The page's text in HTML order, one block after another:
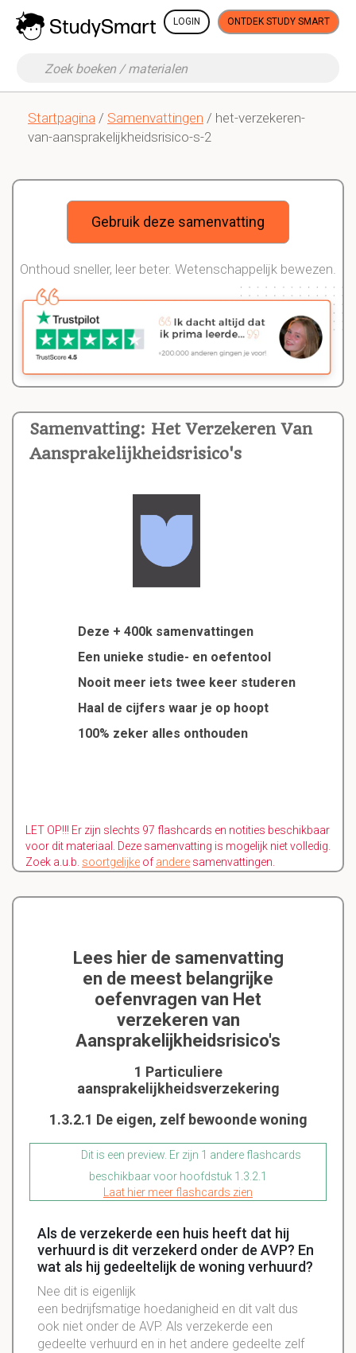
LOGIN ONTDEK STUDY SMART
Startpagina / Samenvattingen / het-verzekeren-
van-aansprakelijkheidsrisico-s-2
Samenvatting: Het Verzekeren Van
Aansprakelijkheidsrisico's
Deze + 400k samenvattingen
Een unieke studie- en oefentool
Nooit meer iets twee keer studeren
Haal de cijfers waar je op hoopt
100% zeker alles onthouden
LET OP!!! Er zijn slechts 97 flashcards en notities beschikbaar
voor dit materiaal. Deze samenvatting is mogelijk niet volledig.
Zoek a.u.b. soortgelijke of andere samenvattingen.
Gebruik deze samenvatting
Onthoud sneller, leer beter. Wetenschappelijk bewezen.
Lees hier de samenvatting
en de meest belangrijke
oefenvragen van Het
verzekeren van
Aansprakelijkheidsrisico's
1 Particuliere
aansprakelijkheidsverzekering
1.3.2.1 De eigen, zelf bewoonde woning
Dit is een preview. Er zijn 1 andere flashcards
beschikbaar voor hoofdstuk 1.3.2.1
Laat hier meer flashcards zien
Als de verzekerde een huis heeft dat hij
verhuurd is dit verzekerd onder de AVP? En
wat als hij gedeeltelijk de woning verhuurd?
Nee dit is eigenlijk
een bedrijfsmatige hoedanigheid en dit valt dus
ook niet onder de AVP. Als verzekerde een
gedeelte verhuurd en in het andere gedeelte zelf